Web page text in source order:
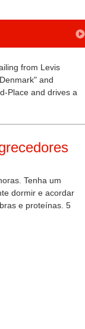
from Levis
and
Place and drives a
Tenha um
dormir e acordar
e proteínas. 5